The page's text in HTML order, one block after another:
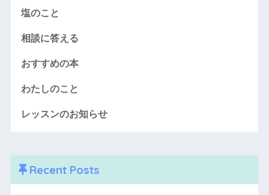
塩のこと
相談に答える
おすすめの本
わたしのこと
レッスンのお知らせ
Recent Posts